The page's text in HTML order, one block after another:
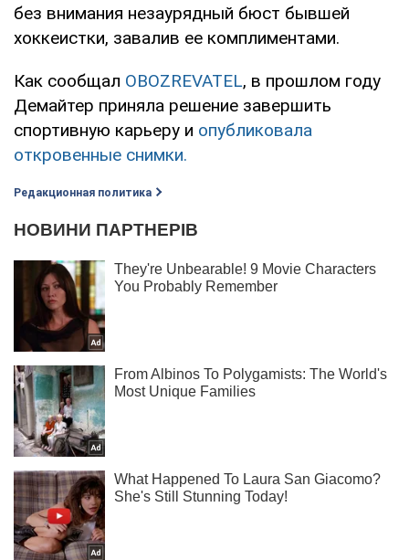
без внимания незаурядный бюст бывшей
хоккеистки, завалив ее комплиментами.
Как сообщал OBOZREVATEL, в прошлом году
Демайтер приняла решение завершить
спортивную карьеру и опубликовала
откровенные снимки.
Редакционная политика